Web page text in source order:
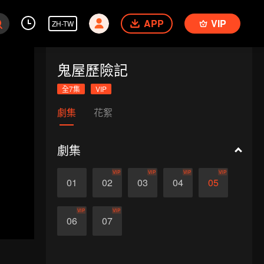
ZH-TW APP VIP
鬼屋歷險記
全7集 VIP
劇集 花絮
劇集
01 02
VIP
03
VIP
04
VIP
05
VIP
06
VIP
07
VIP